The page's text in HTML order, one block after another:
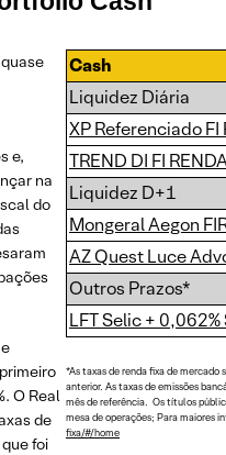
e,
na
do
O Real
de
foi
Cash
Liquidez Diária
XP Referenciado FI
TREND DI FI
Liquidez D+1
Mongeral Aegon
AZ Quest Luce
Outros Prazos*
LFT Selic +
*As taxas de renda fixa de
anterior. As taxas de emissões
mês de referência. Os títulos
mesa de operações; Para maiores
fixa/#/home